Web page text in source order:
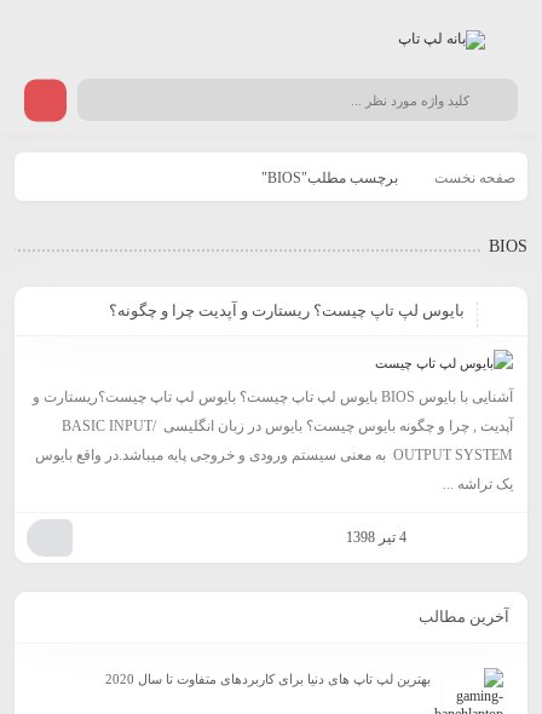
صفحه نخست برچسب مطلب"BIOS"
BIOS
بایوس لپ تاپ چیست؟ ریستارت و آپدیت چرا و چگونه؟
آشنایی با بایوس BIOS بایوس لپ تاپ چیست؟ بایوس لپ تاپ چیست؟ریستارت و
آپدیت , چرا و چگونه بایوس چیست؟ بایوس در زبان انگلیسی BASIC INPUT/
OUTPUT SYSTEM به معنی سیستم ورودی و خروجی پایه میباشد.در واقع بایوس
یک تراشه ...
4 تیر 1398
آخرین مطالب
بهترین لپ تاپ های دنیا برای کاربردهای متفاوت تا سال 2020